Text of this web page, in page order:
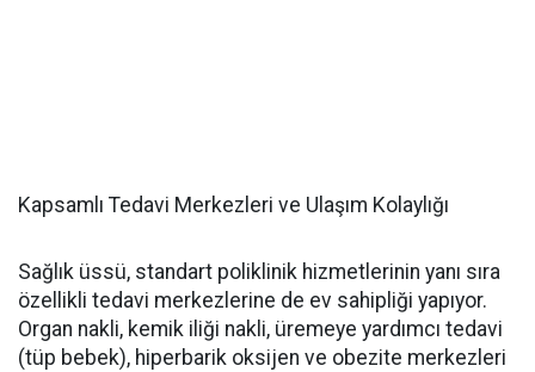
Kapsamlı Tedavi Merkezleri ve Ulaşım Kolaylığı
Sağlık üssü, standart poliklinik hizmetlerinin yanı sıra
özellikli tedavi merkezlerine de ev sahipliği yapıyor.
Organ nakli, kemik iliği nakli, üremeye yardımcı tedavi
(tüp bebek), hiperbarik oksijen ve obezite merkezleri